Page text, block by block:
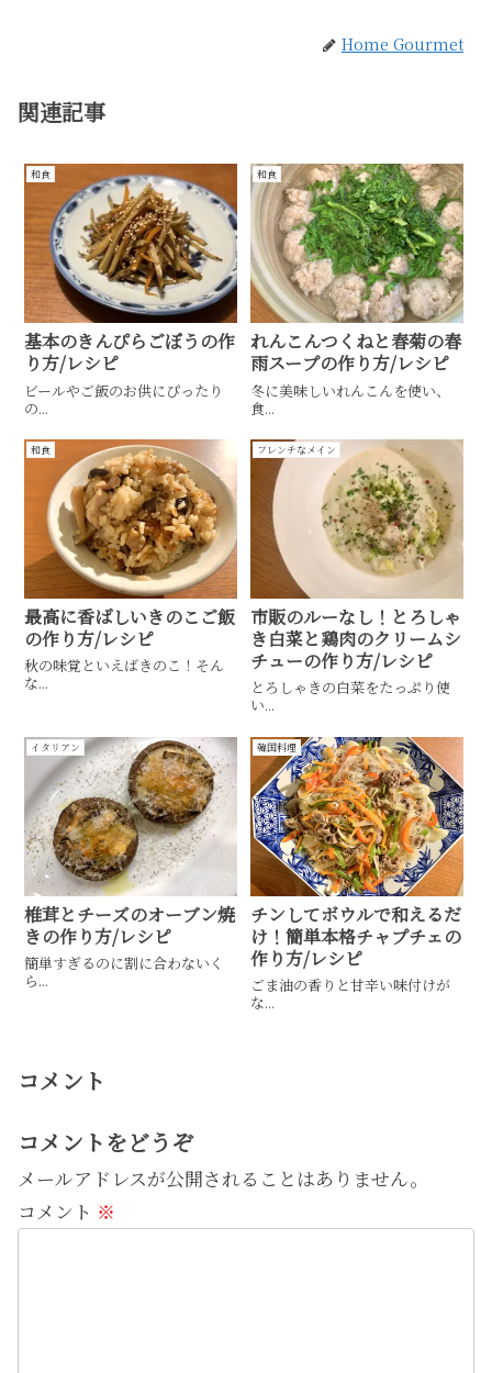
Home Gourmet
関連記事
和食
基本のきんぴらごぼうの作
り方/レシピ
ビールやご飯のお供にぴったり
の...
和食
れんこんつくねと春菊の春
雨スープの作り方/レシピ
冬に美味しいれんこんを使い、
食...
和食
最高に香ばしいきのこご飯
の作り方/レシピ
秋の味覚といえばきのこ！そん
な...
フレンチなメイン
市販のルーなし！とろしゃ
き白菜と鶏肉のクリームシ
チューの作り方/レシピ
とろしゃきの白菜をたっぷり使
い...
イタリアン
椎茸とチーズのオーブン焼
きの作り方/レシピ
簡単すぎるのに割に合わないく
ら...
韓国料理
チンしてボウルで和えるだ
け！簡単本格チャプチェの
作り方/レシピ
ごま油の香りと甘辛い味付けが
な...
コメント
コメントをどうぞ
メールアドレスが公開されることはありません。
コメント ※